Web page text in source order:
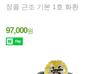
정품 근조 기본 1호 화환
97,000원